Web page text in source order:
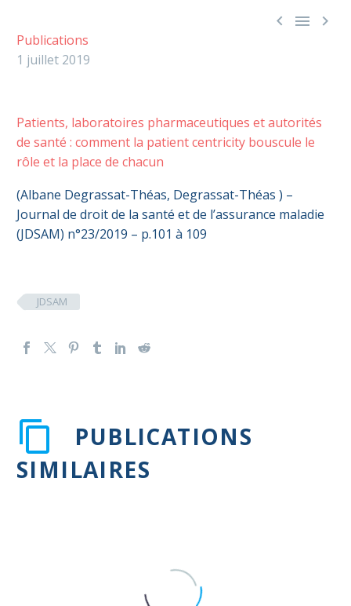
  
Publications
1 juillet 2019
Patients, laboratoires pharmaceutiques et autorités
de santé : comment la patient centricity bouscule le
rôle et la place de chacun
(Albane Degrassat-Théas, Degrassat-Théas ) –
Journal de droit de la santé et de l’assurance maladie
(JDSAM) n°23/2019 – p.101 à 109
JDSAM
PUBLICATIONS
SIMILAIRES